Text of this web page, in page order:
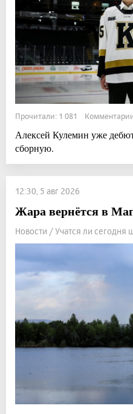
Прочитали: 1 081
Алексей Кулемин уже
сборную.
12:30, 5 авг 2026
Жара вернётся в
Новости / Учатся ли сегодня